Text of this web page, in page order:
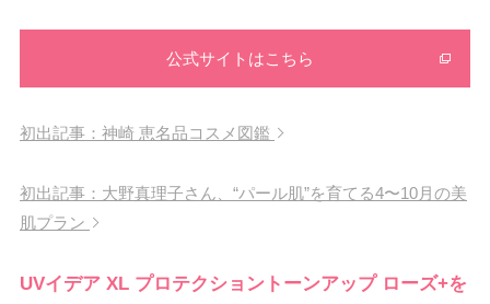
公式サイトはこちら
初出記事：神崎 恵名品コスメ図鑑
初出記事：大野真理子さん、“パール肌”を育てる4〜10月の美
肌プラン
UVイデア XL プロテクショントーンアップ ローズ+を